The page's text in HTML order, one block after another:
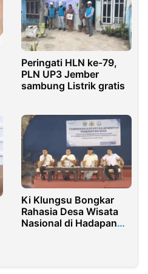
Peringati HLN ke-79,
PLN UP3 Jember
sambung Listrik gratis
Ki Klungsu Bongkar
Rahasia Desa Wisata
Nasional di Hadapan